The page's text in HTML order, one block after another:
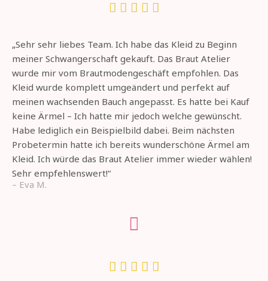
    
„Sehr sehr liebes Team. Ich habe das Kleid zu Beginn
meiner Schwangerschaft gekauft. Das Braut Atelier
wurde mir vom Brautmodengeschäft empfohlen. Das
Kleid wurde komplett umgeändert und perfekt auf
meinen wachsenden Bauch angepasst. Es hatte bei Kauf
keine Ärmel – Ich hatte mir jedoch welche gewünscht.
Habe lediglich ein Beispielbild dabei. Beim nächsten
Probetermin hatte ich bereits wunderschöne Ärmel am
Kleid. Ich würde das Braut Atelier immer wieder wählen!
Sehr empfehlenswert!“
– Eva M.
    